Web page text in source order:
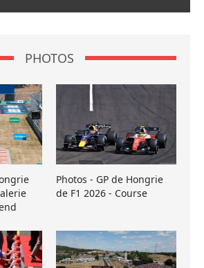
PHOTOS
Photos - GP de Hongrie
de F1 2026 - Course